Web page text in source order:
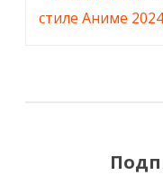
по
стиле Аниме